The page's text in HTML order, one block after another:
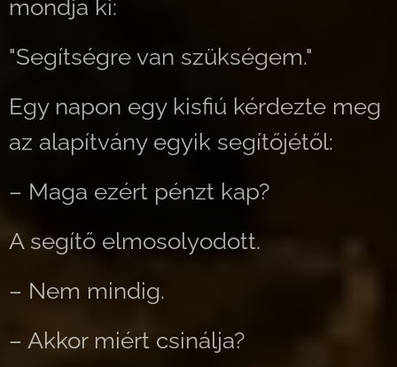
mondja ki:
"Segítségre van szükségem."
Egy napon egy kisfiú kérdezte meg
az alapítvány egyik segítőjétől:
– Maga ezért pénzt kap?
A segítő elmosolyodott.
– Nem mindig.
– Akkor miért csinálja?